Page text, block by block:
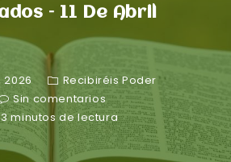
– 11 De Abril
2026
Recibiréis Poder
Sin comentarios
3 minutos de lectura